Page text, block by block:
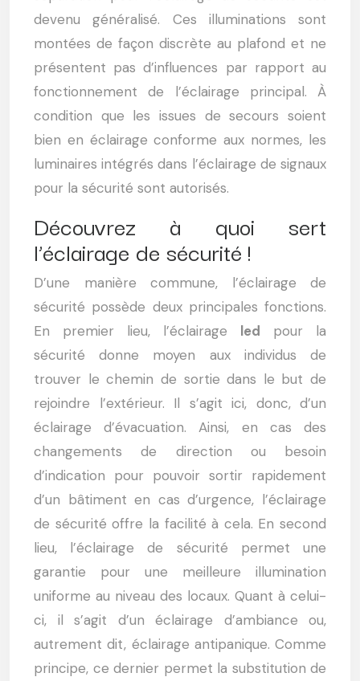
devenu généralisé. Ces illuminations sont
montées de façon discrète au plafond et ne
présentent pas d’influences par rapport au
fonctionnement de l’éclairage principal. À
condition que les issues de secours soient
bien en éclairage conforme aux normes, les
luminaires intégrés dans l’éclairage de signaux
pour la sécurité sont autorisés.
Découvrez à quoi sert
l’éclairage de sécurité !
D’une manière commune, l’éclairage de
sécurité possède deux principales fonctions.
En premier lieu, l’éclairage led pour la
sécurité donne moyen aux individus de
trouver le chemin de sortie dans le but de
rejoindre l’extérieur. Il s’agit ici, donc, d’un
éclairage d’évacuation. Ainsi, en cas des
changements de direction ou besoin
d’indication pour pouvoir sortir rapidement
d’un bâtiment en cas d’urgence, l’éclairage
de sécurité offre la facilité à cela. En second
lieu, l’éclairage de sécurité permet une
garantie pour une meilleure illumination
uniforme au niveau des locaux. Quant à celui-
ci, il s’agit d’un éclairage d’ambiance ou,
autrement dit, éclairage antipanique. Comme
principe, ce dernier permet la substitution de